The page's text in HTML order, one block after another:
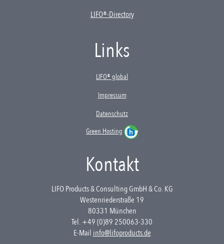
LIFO®-Directory
Links
LIFO® global
Impressum
Datenschutz
Green Hosting
Kontakt
LIFO Products & Consulting GmbH & Co. KG
Westenriederstraße 19
80331 München
Tel. +49 (0)89 250063-330
E-Mail info@lifoproducts.de